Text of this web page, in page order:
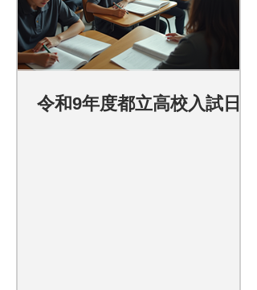
令和9年度都立高校入試日程